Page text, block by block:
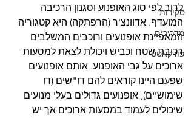
סקירות
מדריכים
פודקאסט
לרוב לפי סוג האופנוע וסגנון הרכיבה
המועדף. אדוונצ'ר (הרפתקה) היא קטגוריה
המאפיינת אופנועים ורוכבים המשלבים
רכיבת שטח וכביש ויכולת לצאת למסעות
ארוכים על גבי האופנוע. אותם אופנועים
שפעם היינו קוראים להם דו"שים (דו
שימושיים), אופנועים גדולים בעלי מנועים
שיכולים לעמוד במסעות ארוכים אך יש